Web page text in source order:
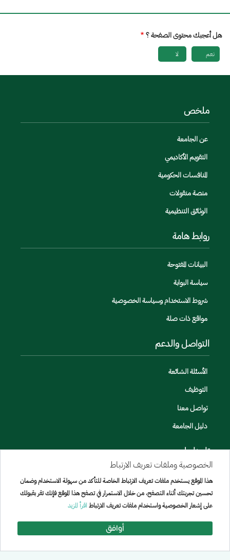
هل أعجبك محتوى الصفحة ؟
نعم لا
ملخص
عن الجامعة
التقويم الأكاديمي
المنافسات الحكومية
منصة منقولات
الوثائق التنظيمية
روابط هامة
البيانات المفتوحة
سياسة البوابة
شروط الاستخدام وسياسة الخصوصية
مواقع ذات صلة
التواصل والدعم
الأسئلة الشائعة
التوظيف
تواصل معنا
دليل الجامعة
تابعنا على
جميع الحقوق محفوظة لجامعة الإمير سطام بن عبد العزيز © 2026
الخصوصية وملفات تعريف الارتباط
هذا الموقع يستخدم ملفات تعريف الارتباط الخاصة للتأكد من سهولة الاستخدام وضمان
تحسين تجربتك أثناء التصفح، من خلال الاستمرار في تصفح هذا الموقع فإنك تقر بقبولك
على إشعار الخصوصية واستخدام ملفات تعريف الارتباط اقرأ المزيد
أوافق